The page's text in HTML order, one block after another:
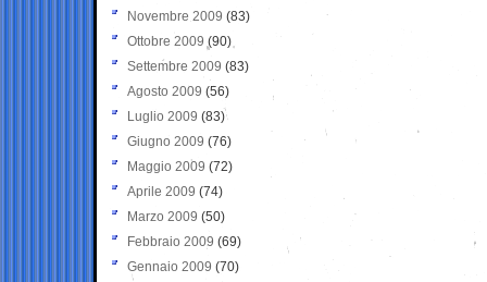
Novembre 2009 (83)
Ottobre 2009 (90)
Settembre 2009 (83)
Agosto 2009 (56)
Luglio 2009 (83)
Giugno 2009 (76)
Maggio 2009 (72)
Aprile 2009 (74)
Marzo 2009 (50)
Febbraio 2009 (69)
Gennaio 2009 (70)